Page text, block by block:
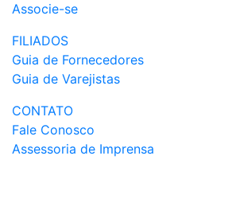
Associe-se
FILIADOS
Guia de Fornecedores
Guia de Varejistas
CONTATO
Fale Conosco
Assessoria de Imprensa